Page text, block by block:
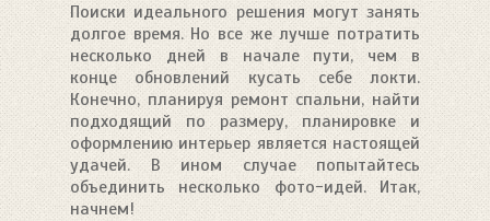
Поиски идеального решения могут занять
долгое время. Но все же лучше потратить
несколько дней в начале пути, чем в
конце обновлений кусать себе локти.
Конечно, планируя ремонт спальни, найти
подходящий по размеру, планировке и
оформлению интерьер является настоящей
удачей. В ином случае попытайтесь
объединить несколько фото-идей. Итак,
начнем!